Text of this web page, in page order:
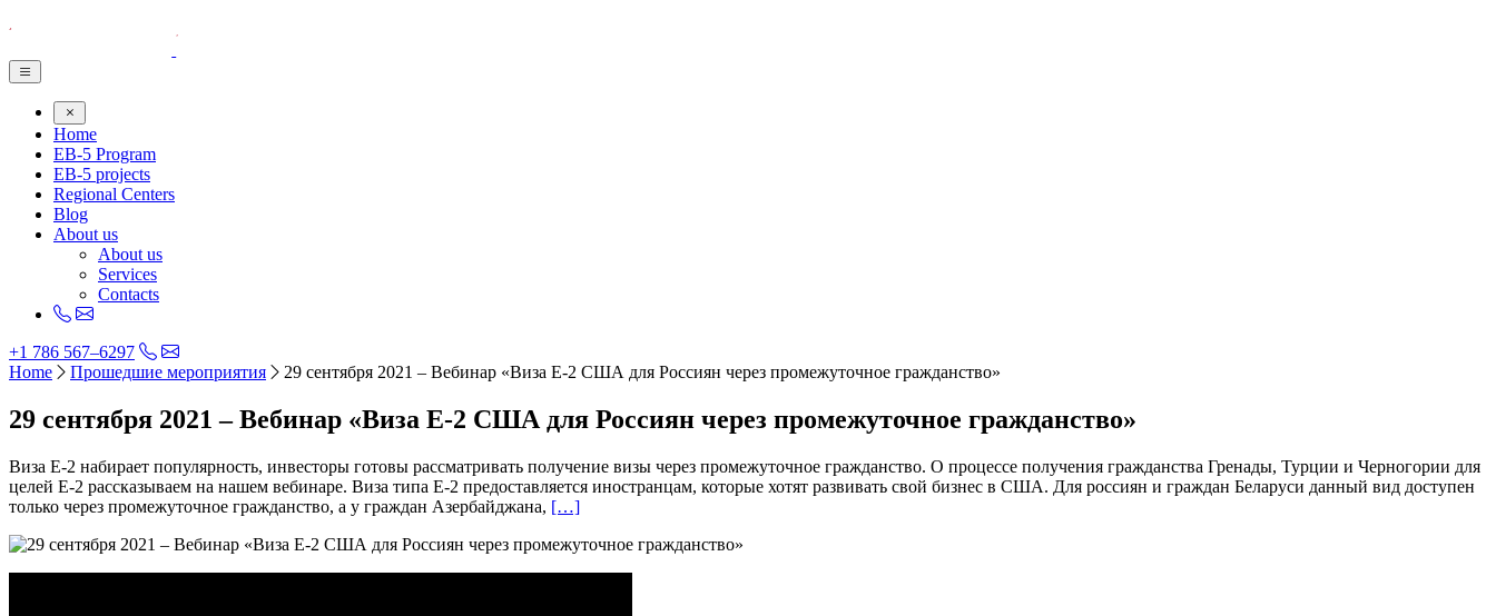
Home
EB-5 Program
EB-5 projects
Regional Centers
Blog
About us
About us
Services
Contacts
+1 786 567–6297
Home
Прошедшие мероприятия 29 сентября 2021 – Вебинар «Виза Е-2 США для Россиян через промежуточное гражданство»
29 сентября 2021 – Вебинар «Виза Е-2 США для Россиян через промежуточное гражданство»
Виза E-2 набирает популярность, инвесторы готовы рассматривать получение визы через промежуточное гражданство. О процессе получения гражданства Гренады, Турции и Черногории для
целей E-2 рассказываем на нашем вебинаре. Виза типа E-2 предоставляется иностранцам, которые хотят развивать свой бизнес в США. Для россиян и граждан Беларуси данный вид доступен
только через промежуточное гражданство, а у граждан Азербайджана, […]